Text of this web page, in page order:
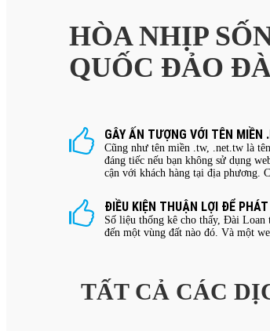
HÒA NHỊP
QUỐC ĐẢO
GÂY ẤN TƯỢNG VỚI TÊN MIỀN
Cũng như tên miền .tw, .net.tw là
đáng tiếc nếu bạn không sử dụng
cận với khách hàng tại địa phương.
ĐIỀU KIỆN THUẬN LỢI ĐỂ
Số liệu thống kê cho thấy, Đài Loan
đến một vùng đất nào đó. Và một
TẤT CẢ CÁC